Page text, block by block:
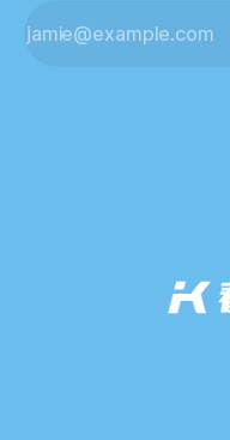
在核查资产出售是否符合市